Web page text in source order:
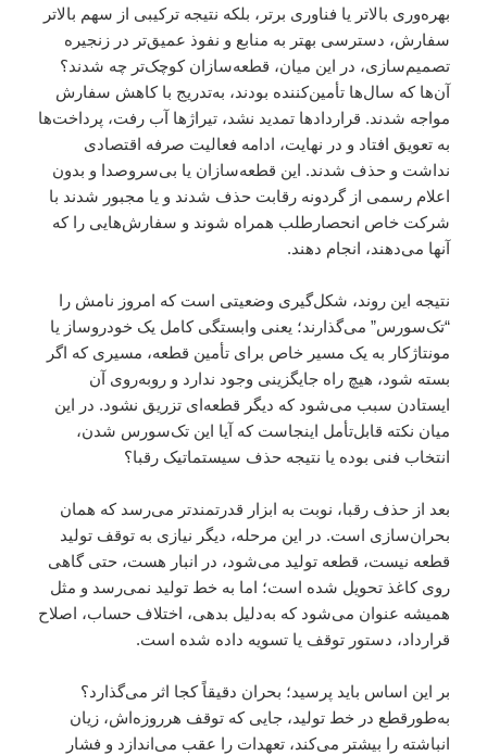
بهره‌وری بالاتر یا فناوری برتر، بلکه نتیجه ترکیبی از سهم بالاتر
سفارش، دسترسی بهتر به منابع و نفوذ عمیق‌تر در زنجیره
تصمیم‌سازی، در این میان، قطعه‌سازان کوچک‌تر چه شدند؟
آن‌ها که سال‌ها تأمین‌کننده بودند، به‌تدریج با کاهش سفارش
مواجه شدند. قراردادها تمدید نشد، تیراژها آب رفت، پرداخت‌ها
به تعویق افتاد و در نهایت، ادامه فعالیت صرفه اقتصادی
نداشت و حذف شدند. این قطعه‌سازان یا بی‌سروصدا و بدون
اعلام رسمی از گردونه رقابت حذف شدند و یا مجبور شدند با
شرکت خاص انحصارطلب همراه شوند و سفارش‌هایی را که
آنها می‌دهند، انجام دهند.
نتیجه این روند، شکل‌گیری وضعیتی است که امروز نامش را
“تک‌سورس” می‌گذارند؛ یعنی وابستگی کامل یک خودروساز یا
مونتاژکار به یک مسیر خاص برای تأمین قطعه، مسیری که اگر
بسته شود، هیچ راه جایگزینی وجود ندارد و روبه‌روی آن
ایستادن سبب می‌شود که دیگر قطعه‌ای تزریق نشود. در این
میان نکته قابل‌تأمل اینجاست که آیا این تک‌سورس شدن،
انتخاب فنی بوده یا نتیجه حذف سیستماتیک رقبا؟
بعد از حذف رقبا، نوبت به ابزار قدرتمندتر می‌رسد که همان
بحران‌سازی است. در این مرحله، دیگر نیازی به توقف تولید
قطعه نیست، قطعه تولید می‌شود، در انبار هست، حتی گاهی
روی کاغذ تحویل شده است؛ اما به خط تولید نمی‌رسد و مثل
همیشه عنوان می‌شود که به‌دلیل بدهی، اختلاف حساب، اصلاح
قرارداد، دستور توقف یا تسویه داده شده است.
بر این اساس باید پرسید؛ بحران دقیقاً کجا اثر می‌گذارد؟
به‌طورقطع در خط تولید، جایی که توقف هرروزه‌اش، زیان
انباشته را بیشتر می‌کند، تعهدات را عقب می‌اندازد و فشار